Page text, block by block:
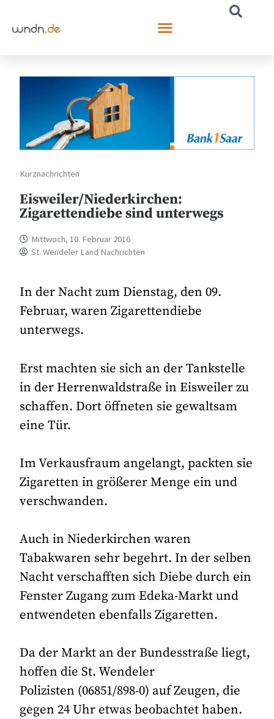
Kurznachrichten
Eisweiler/Niederkirchen:
Zigarettendiebe sind unterwegs
Mittwoch, 10. Februar 2016
St. Wendeler Land Nachrichten
In der Nacht zum Dienstag, den 09.
Februar, waren Zigarettendiebe
unterwegs.
Erst machten sie sich an der Tankstelle
in der Herrenwaldstraße in Eisweiler zu
schaffen. Dort öffneten sie gewaltsam
eine Tür.
Im Verkausfraum angelangt, packten sie
Zigaretten in größerer Menge ein und
verschwanden.
Auch in Niederkirchen waren
Tabakwaren sehr begehrt. In der selben
Nacht verschafften sich Diebe durch ein
Fenster Zugang zum Edeka-Markt und
entwendeten ebenfalls Zigaretten.
Da der Markt an der Bundesstraße liegt,
hoffen die St. Wendeler
Polizisten (06851/898-0) auf Zeugen, die
gegen 24 Uhr etwas beobachtet haben.